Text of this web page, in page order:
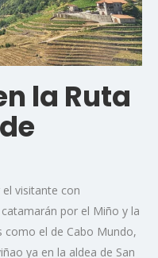
la Ruta
visitante con
por el Miño y la
como el de Cabo Mundo,
ya en la aldea de San